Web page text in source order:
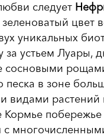
cледует
цвет
уникальных
за устьем Луары,
сосновыми
песка в зоне
видами растений
Кормье
с